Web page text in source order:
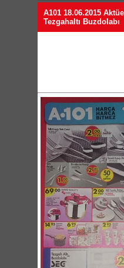
A101 18.06.2015
Tezgahaltı Buzdolabı